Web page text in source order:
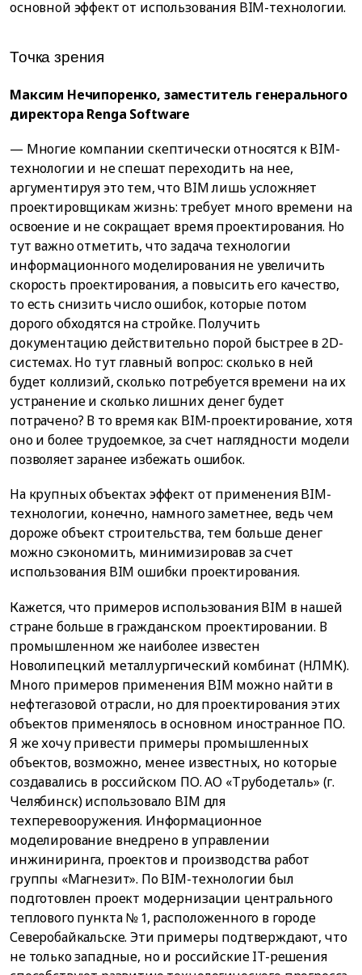
основной эффект от использования BIM-технологии.
Точка зрения
Максим Нечипоренко, заместитель генерального
директора Renga Software
— Многие компании скептически относятся к BIM-
технологии и не спешат переходить на нее,
аргументируя это тем, что BIM лишь усложняет
проектировщикам жизнь: требует много времени на
освоение и не сокращает время проектирования. Но
тут важно отметить, что задача технологии
информационного моделирования не увеличить
скорость проектирования, а повысить его качество,
то есть снизить число ошибок, которые потом
дорого обходятся на стройке. Получить
документацию действительно порой быстрее в 2D-
системах. Но тут главный вопрос: сколько в ней
будет коллизий, сколько потребуется времени на их
устранение и сколько лишних денег будет
потрачено? В то время как BIM-проектирование, хотя
оно и более трудоемкое, за счет наглядности модели
позволяет заранее избежать ошибок.
На крупных объектах эффект от применения BIM-
технологии, конечно, намного заметнее, ведь чем
дороже объект строительства, тем больше денег
можно сэкономить, минимизировав за счет
использования BIM ошибки проектирования.
Кажется, что примеров использования BIM в нашей
стране больше в гражданском проектировании. В
промышленном же наиболее известен
Новолипецкий металлургический комбинат (НЛМК).
Много примеров применения BIM можно найти в
нефтегазовой отрасли, но для проектирования этих
объектов применялось в основном иностранное ПО.
Я же хочу привести примеры промышленных
объектов, возможно, менее известных, но которые
создавались в российском ПО. АО «Трубодеталь» (г.
Челябинск) использовало BIM для
техперевооружения. Информационное
моделирование внедрено в управлении
инжиниринга, проектов и производства работ
группы «Магнезит». По BIM-технологии был
подготовлен проект модернизации центрального
теплового пункта № 1, расположенного в городе
Северобайкальске. Эти примеры подтверждают, что
не только западные, но и российские IT-решения